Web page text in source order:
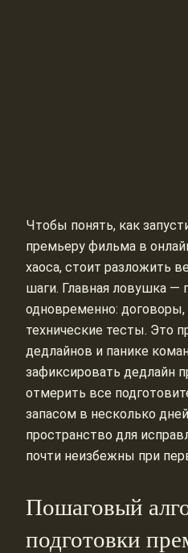
Чтобы понять, как
премьеру фильма в
хаоса, стоит разложить
шаги. Главная ловушка —
одновременно:
технические тесты. Это
дедлайнов и панике
зафиксировать дедлайн
отмерить все
запасом в несколько
пространство для
почти неизбежны при
Пошаговый
подготовки